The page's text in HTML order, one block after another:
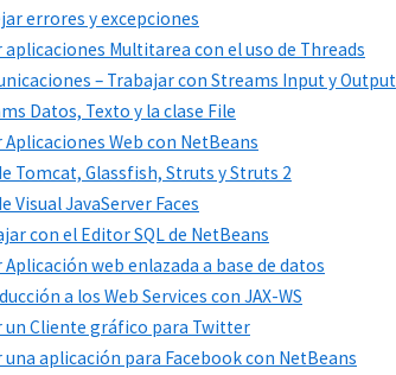
errores y excepciones
Multitarea con el uso de Threads
– Trabajar con Streams Input y Output
Datos, Texto y la clase File
Web con NetBeans
Tomcat, Glassfish, Struts y Struts 2
Visual JavaServer Faces
con el Editor SQL de NetBeans
web enlazada a base de datos
a los Web Services con JAX-WS
un Cliente gráfico para Twitter
aplicación para Facebook con NetBeans